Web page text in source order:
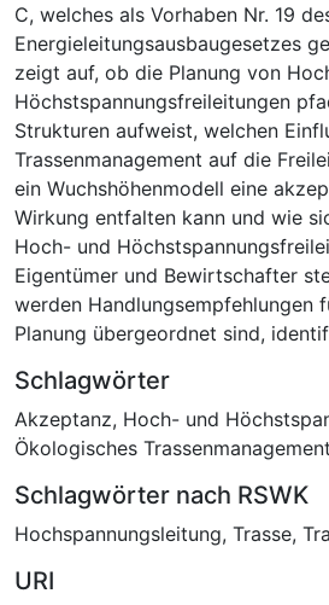
C, welches als Vorhaben Nr. 19
Energieleitungsausbaugesetzes
zeigt auf, ob die Planung von
Höchstspannungsfreileitungen
Strukturen aufweist, welchen
Trassenmanagement auf die
ein Wuchshöhenmodell eine
Wirkung entfalten kann und wie
Hoch- und
Eigentümer und Bewirtschafter
werden Handlungsempfehlungen
Planung übergeordnet sind,
Schlagwörter
Akzeptanz, Hoch- und
Ökologisches Trassenmanagement
Schlagwörter nach RSWK
Hochspannungsleitung, Trasse,
URI